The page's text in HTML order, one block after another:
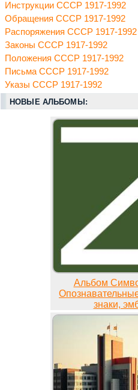
Инструкции СССР 1917-1992
Обращения СССР 1917-1992
Распоряжения СССР 1917-1992
Законы СССР 1917-1992
Положения СССР 1917-1992
Письма СССР 1917-1992
Указы СССР 1917-1992
НОВЫЕ АЛЬБОМЫ:
Альбом
знаки,